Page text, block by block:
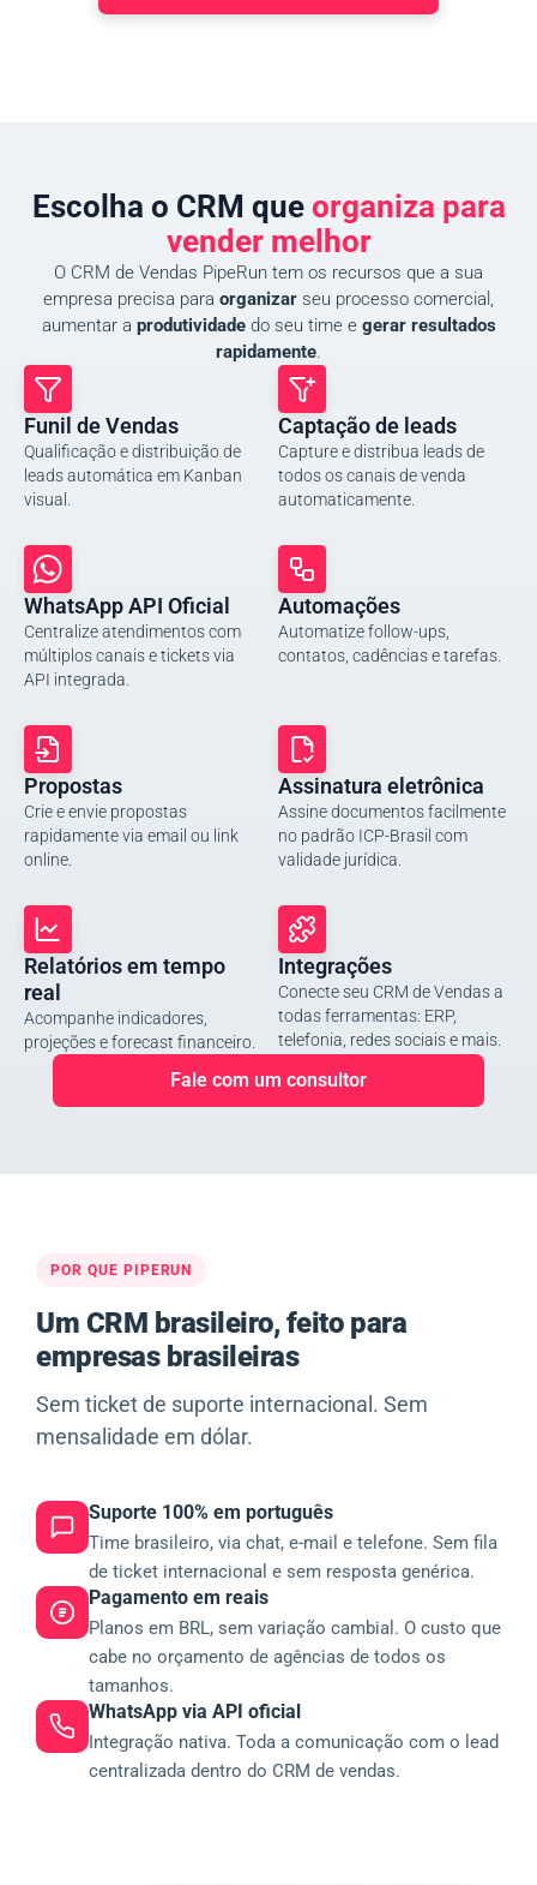
Escolha o CRM que organiza para
vender melhor
O CRM de Vendas PipeRun tem os recursos que a sua
empresa precisa para organizar seu processo comercial,
aumentar a produtividadedo seu time e gerar resultados
rapidamente.
Funil de Vendas
Qualificação e distribuição de
leads automática em Kanban
visual.
Captação de leads
Capture e distribua leads de
todos os canais de venda
automaticamente.
WhatsApp API Oficial
Centralize atendimentos com
múltiplos canais e tickets via
API integrada.
Automações
Automatize follow-ups,
contatos, cadências e tarefas.
Propostas
Crie e envie propostas
rapidamente via email ou link
online.
Assinatura eletrônica
Assine documentos facilmente
no padrão ICP-Brasil com
validade jurídica.
Relatórios em tempo
real
Acompanhe indicadores,
projeções e forecast financeiro.
Integrações
Conecte seu CRM de Vendas a
todas ferramentas: ERP,
telefonia, redes sociais e mais.
Fale com um consultor
POR QUE PIPERUN
Um CRM brasileiro, feito para
empresas brasileiras
Sem ticket de suporte internacional. Sem
mensalidade em dólar.
Suporte 100% em português
Time brasileiro, via chat, e-mail e telefone. Sem fila
de ticket internacional e sem resposta genérica.
Pagamento em reais
Planos em BRL, sem variação cambial. O custo que
cabe no orçamento de agências de todos os
tamanhos.
WhatsApp via API oficial
Integração nativa. Toda a comunicação com o lead
centralizada dentro do CRM de vendas.